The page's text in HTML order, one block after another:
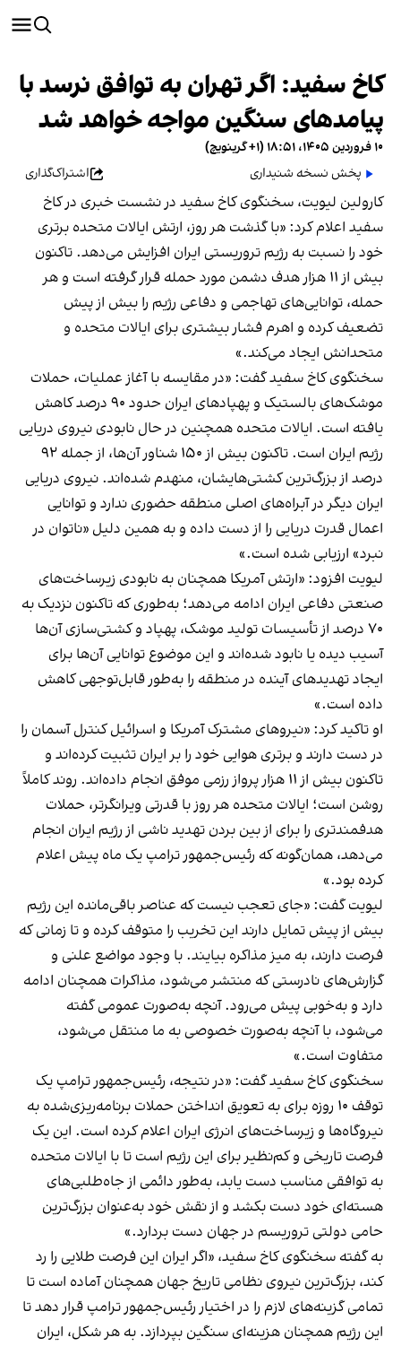
کاخ سفید: اگر تهران به توافق نرسد با
پیامدهای سنگین مواجه خواهد شد
۱۰ فروردین ۱۴۰۵، ۱۸:۵۱ (‎+۱ گرینویچ)
پخش نسخه شنیداری
اشتراک‌گذاری
کارولین لیویت، سخنگوی کاخ سفید در نشست خبری در کاخ
سفید اعلام کرد: «با گذشت هر روز، ارتش ایالات متحده برتری
خود را نسبت به رژیم تروریستی ایران افزایش می‌دهد. تاکنون
بیش از ۱۱ هزار هدف دشمن مورد حمله قرار گرفته است و هر
حمله، توانایی‌های تهاجمی و دفاعی رژیم را بیش از پیش
تضعیف کرده و اهرم فشار بیشتری برای ایالات متحده و
متحدانش ایجاد می‌کند.»
سخنگوی کاخ سفید گفت: «در مقایسه با آغاز عملیات، حملات
موشک‌های بالستیک و پهپادهای ایران حدود ۹۰ درصد کاهش
یافته است. ایالات متحده همچنین در حال نابودی نیروی دریایی
رژیم ایران است. تاکنون بیش از ۱۵۰ شناور آن‌ها، از جمله ۹۲
درصد از بزرگ‌ترین کشتی‌هایشان، منهدم شده‌اند. نیروی دریایی
ایران دیگر در آبراه‌های اصلی منطقه حضوری ندارد و توانایی
اعمال قدرت دریایی را از دست داده و به همین دلیل «ناتوان در
نبرد» ارزیابی شده است.»
لیویت افزود: «ارتش آمریکا همچنان به نابودی زیرساخت‌های
صنعتی دفاعی ایران ادامه می‌دهد؛ به‌طوری که تاکنون نزدیک به
۷۰ درصد از تأسیسات تولید موشک، پهپاد و کشتی‌سازی آن‌ها
آسیب دیده یا نابود شده‌اند و این موضوع توانایی آن‌ها برای
ایجاد تهدیدهای آینده در منطقه را به‌طور قابل‌توجهی کاهش
داده است.»
او تاکید کرد: «نیروهای مشترک آمریکا و اسرائیل کنترل آسمان را
در دست دارند و برتری هوایی خود را بر ایران تثبیت کرده‌اند و
تاکنون بیش از ۱۱ هزار پرواز رزمی موفق انجام داده‌اند. روند کاملاً
روشن است؛ ایالات متحده هر روز با قدرتی ویرانگرتر، حملات
هدفمندتری را برای از بین بردن تهدید ناشی از رژیم ایران انجام
می‌دهد، همان‌گونه که رئیس‌جمهور ترامپ یک ماه پیش اعلام
کرده بود.»
لیویت گفت: «جای تعجب نیست که عناصر باقی‌مانده این رژیم
بیش از پیش تمایل دارند این تخریب را متوقف کرده و تا زمانی که
فرصت دارند، به میز مذاکره بیایند. با وجود مواضع علنی و
گزارش‌های نادرستی که منتشر می‌شود، مذاکرات همچنان ادامه
دارد و به‌خوبی پیش می‌رود. آنچه به‌صورت عمومی گفته
می‌شود، با آنچه به‌صورت خصوصی به ما منتقل می‌شود،
متفاوت است.»
سخنگوی کاخ سفید گفت: «در نتیجه، رئیس‌جمهور ترامپ یک
توقف ۱۰ روزه برای به تعویق انداختن حملات برنامه‌ریزی‌شده به
نیروگاه‌ها و زیرساخت‌های انرژی ایران اعلام کرده است. این یک
فرصت تاریخی و کم‌نظیر برای این رژیم است تا با ایالات متحده
به توافقی مناسب دست یابد، به‌طور دائمی از جاه‌طلبی‌های
هسته‌ای خود دست بکشد و از نقش خود به‌عنوان بزرگ‌ترین
حامی دولتی تروریسم در جهان دست بردارد.»
به گفته سخنگوی کاخ سفید، «اگر ایران این فرصت طلایی را رد
کند، بزرگ‌ترین نیروی نظامی تاریخ جهان همچنان آماده است تا
تمامی گزینه‌های لازم را در اختیار رئیس‌جمهور ترامپ قرار دهد تا
این رژیم همچنان هزینه‌ای سنگین بپردازد. به هر شکل، ایران